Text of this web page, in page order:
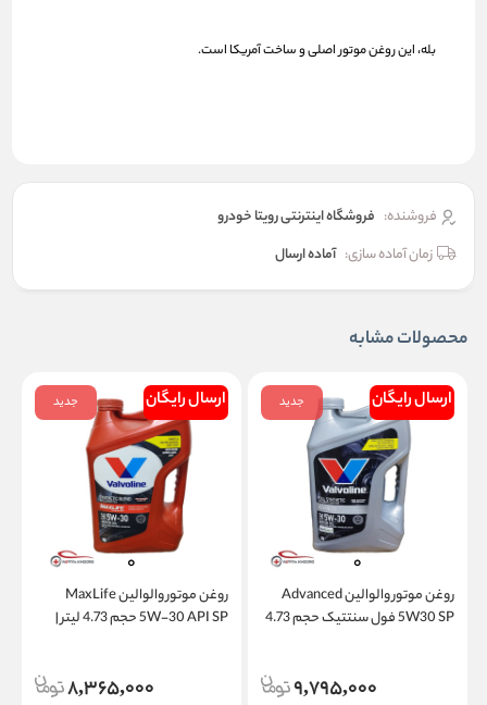
بله، این روغن موتور اصلی و ساخت آمریکا است.
فروشنده: فروشگاه اینترنتی رویتا خودرو
زمان آماده سازی: آماده ارسال
محصولات مشابه
ارسال رایگان جدید
روغن موتور والوالین Advanced
5W30 SP فول سنتتیک حجم 4.73
9,795,000
ارسال رایگان جدید
روغن موتور والوالین MaxLife
5W-30 API SP حجم 4.73 لیتر |
8,365,000